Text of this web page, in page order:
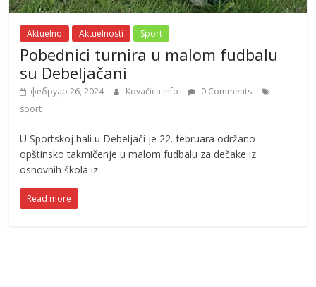
Aktuelno Aktuelnosti Sport
Pobednici turnira u malom fudbalu
su Debeljačani
фебруар 26, 2024 Kovačica info
0 Comments
sport
U Sportskoj hali u Debeljači je 22. februara održano
opštinsko takmičenje u malom fudbalu za dečake iz
osnovnih škola iz
Read more